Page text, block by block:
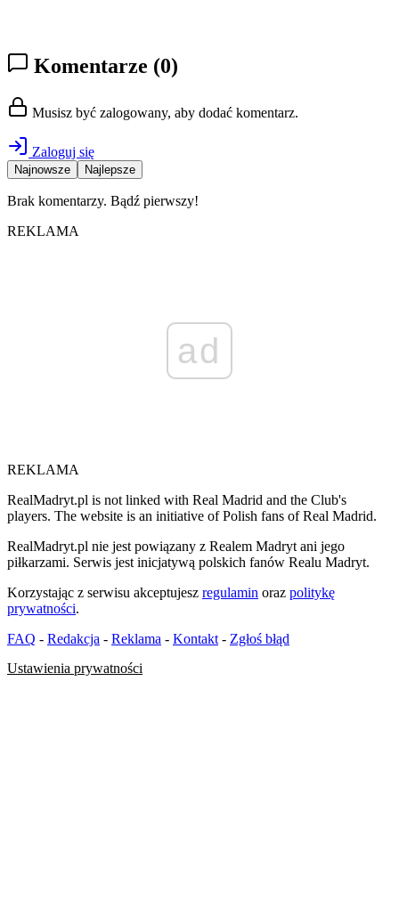
Komentarze (0)
Musisz być zalogowany, aby dodać komentarz.
Zaloguj się
Najnowsze Najlepsze
Brak komentarzy. Bądź pierwszy!
REKLAMA
ad
REKLAMA
RealMadryt.pl is not linked with Real Madrid and the Club's
players. The website is an initiative of Polish fans of Real Madrid.
RealMadryt.pl nie jest powiązany z Realem Madryt ani jego
piłkarzami. Serwis jest inicjatywą polskich fanów Realu Madryt.
Korzystając z serwisu akceptujesz regulamin oraz politykę
prywatności.
FAQ - Redakcja - Reklama - Kontakt - Zgłoś błąd
Ustawienia prywatności